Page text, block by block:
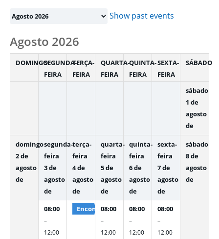
selection
Show past events
Agosto 2026
DOMINGOSEGUNDA-
FEIRA
TERÇA-
FEIRA
QUARTA-
FEIRA
QUINTA-
FEIRA
SEXTA-
FEIRA
SÁBADO
sábado
1 de
agosto
de
domingo
2 de
agosto
de
segunda-
feira
3 de
agosto
de
08:00
–
12:00
terça-
feira
4 de
agosto
de
Encontro goiano de simplificação SEBRAE
quarta-
feira
5 de
agosto
de
08:00
–
12:00
quinta-
feira
6 de
agosto
de
08:00
–
12:00
sexta-
feira
7 de
agosto
de
08:00
–
12:00
sábado
8 de
agosto
de